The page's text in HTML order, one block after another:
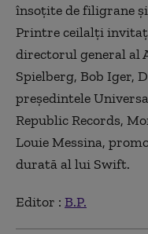
însoţite de filigrane
Printre ceilalţi
directorul general al
Spielberg, Bob Iger,
preşedintele
Republic Records,
Louie Messina,
durată al lui Swift.
Editor : B.P.